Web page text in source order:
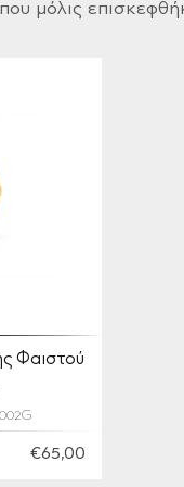
μόλις
Φαιστού
€65,00